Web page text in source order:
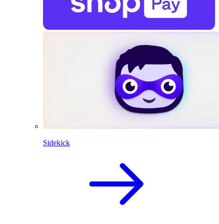
Sidekick